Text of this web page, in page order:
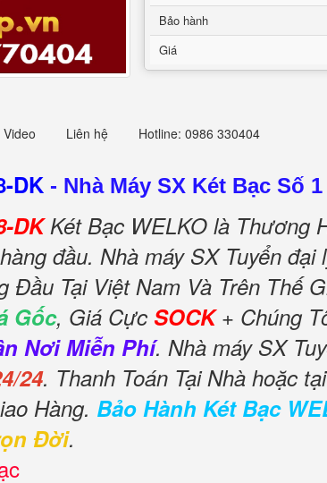
Bảo hành
Giá
Video Liên hệ Hotline: 0986 330404
DK - Nhà Máy SX Két Bạc Số
DKKét Bạc WELKO là Thương
đầu. Nhà máy SX Tuyển
Đầu Tại Việt Nam Và Trên Thế
Gốc, Giá Cực SOCK+ Chúng
Nơi Miễn Phí. Nhà máy SX
24. Thanh Toán Tại Nhà hoặc
Hàng. Bảo Hành Két Bạc
Đời.